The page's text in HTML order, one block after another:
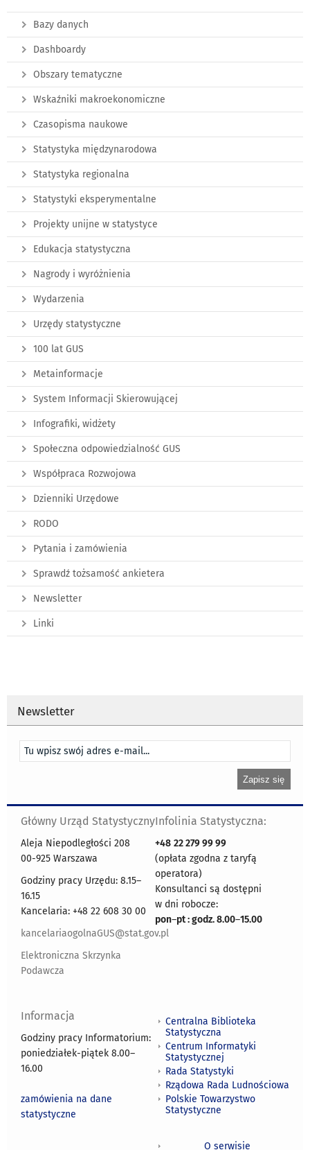
Bazy danych
Dashboardy
Obszary tematyczne
Wskaźniki makroekonomiczne
Czasopisma naukowe
Statystyka międzynarodowa
Statystyka regionalna
Statystyki eksperymentalne
Projekty unijne w statystyce
Edukacja statystyczna
Nagrody i wyróżnienia
Wydarzenia
Urzędy statystyczne
100 lat GUS
Metainformacje
System Informacji Skierowującej
Infografiki, widżety
Społeczna odpowiedzialność GUS
Współpraca Rozwojowa
Dzienniki Urzędowe
RODO
Pytania i zamówienia
Sprawdź tożsamość ankietera
Newsletter
Linki
Newsletter
Główny Urząd Statystyczny
Aleja Niepodległości 208
00-925 Warszawa
Godziny pracy Urzędu: 8.15–
16.15
Kancelaria: +48 22 608 30 00
kancelariaogolnaGUS@stat.gov.pl
Elektroniczna Skrzynka
Podawcza
Infolinia Statystyczna:
+48 22 279 99 99
(opłata zgodna z taryfą
operatora)
Konsultanci są dostępni
w dni robocze:
pon–pt : godz. 8.00–15.00
Informacja
Godziny pracy Informatorium:
poniedziałek-piątek 8.00–
16.00
zamówienia na dane
statystyczne
Centralna Biblioteka
Statystyczna
Centrum Informatyki
Statystycznej
Rada Statystyki
Rządowa Rada Ludnościowa
Polskie Towarzystwo
Statystyczne
O serwisie